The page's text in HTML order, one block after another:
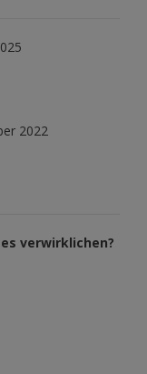
2022
verwirklichen?